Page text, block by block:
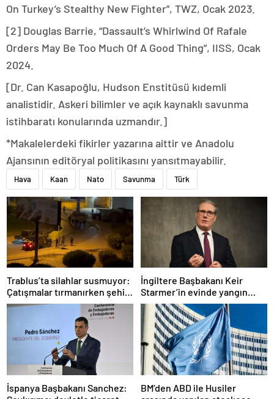
On Turkey’s Stealthy New Fighter”, TWZ, Ocak 2023.
[2] Douglas Barrie, “Dassault’s Whirlwind Of Rafale
Orders May Be Too Much Of A Good Thing”, IISS, Ocak
2024.
[Dr. Can Kasapoğlu, Hudson Enstitüsü kıdemli
analistidir. Askeri bilimler ve açık kaynaklı savunma
istihbaratı konularında uzmandır.]
*Makalelerdeki fikirler yazarına aittir ve Anadolu
Ajansının editöryal politikasını yansıtmayabilir.
Hava Kaan Nato Savunma Türk
Trablus’ta silahlar susmuyor:
Çatışmalar tırmanırken şehir
alarmda
İngiltere Başbakanı Keir
Starmer’in evinde yangın
çıktı
İspanya Başbakanı Sanchez:
BM’den ABD ile Husiler